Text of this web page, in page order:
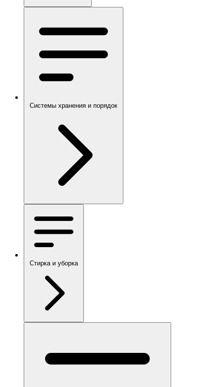
Системы хранения и порядок
Стирка и уборка